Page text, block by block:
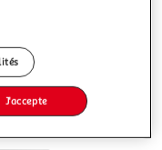
J'accepte